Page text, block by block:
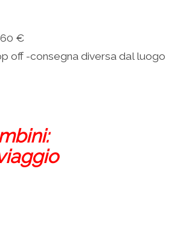
€
off -consegna diversa dal luogo